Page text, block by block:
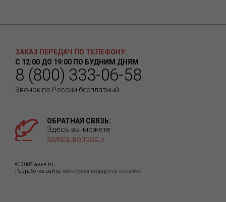
ЗАКАЗ ПЕРЕДАЧ ПО ТЕЛЕФОНУ:
С 12:00 ДО 19:00 ПО БУДНИМ ДНЯМ
8 (800) 333-06-58
Звонок по России бесплатный
ОБРАТНАЯ СВЯЗЬ:
Здесь вы можете
задать вопрос »
© 2008 a-u-e.ru
Разработка сайта: веб-студия megagroup exclusive